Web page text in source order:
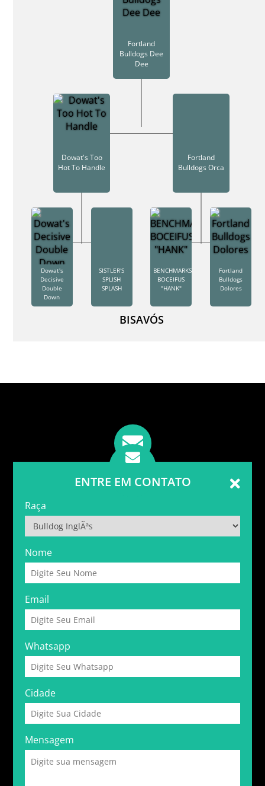
Fortland
Bulldogs Dee
Dee
Dowat's Too
Hot To Handle
Fortland
Bulldogs Orca
Dowat's
Decisive
Double
Down
SISTLER'S
SPLISH
SPLASH
BENCHMARKS
BOCEIFUS
"HANK"
Fortland
Bulldogs
Dolores
BISAVÓS
ENTRE EM CONTATO
Raça
Nome
Email
Whatsapp
Cidade
Mensagem